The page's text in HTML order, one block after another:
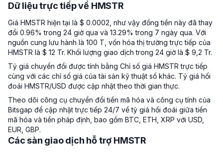
Dữ liệu trực tiếp về HMSTR
Giá HMSTR hiện tại là $ 0.0002, như vậy đồng tiền này đã thay
đổi 0.96% trong 24 giờ qua và 13.29% trong 7 ngày qua. Với
nguồn cung lưu hành là 100 T, vốn hóa thị trường trực tiếp của
HMSTR là $ 12 Tr. Khối lượng giao dịch trong 24 giờ là $ 9,2 Tr.
Tỷ giá chuyển đổi được tính bằng Chỉ số giá HMSTR trực tiếp
cùng với các chỉ số giá của tài sản kỹ thuật số khác. Tỷ giá hối
đoái HMSTR/USD được cập nhật theo thời gian thực.
Theo dõi công cụ chuyển đổi tiền mã hóa và công cụ tính của
Bitsgap để cập nhật trực tiếp 24/7 về tỷ giá hối đoái giữa tiền
mã hóa và tiền pháp định, bao gồm BTC, ETH, XRP với USD,
EUR, GBP.
Các sàn giao dịch hỗ trợ HMSTR